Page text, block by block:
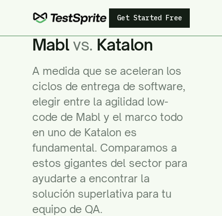
Get Started Free
Mabl vs. Katalon
A medida que se aceleran los
ciclos de entrega de software,
elegir entre la agilidad low-
code de Mabl y el marco todo
en uno de Katalon es
fundamental. Comparamos a
estos gigantes del sector para
ayudarte a encontrar la
solución superlativa para tu
equipo de QA.